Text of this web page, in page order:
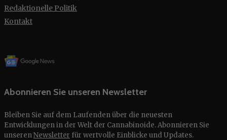
Redaktionelle Politik
Kontakt
Abonnieren Sie unseren Newsletter
Bleiben Sie auf dem Laufenden über die neuesten
Entwicklungen in der Welt der Cannabinoide. Abonnieren Sie
unserenNewsletter für wertvolle Einblicke und Updates.